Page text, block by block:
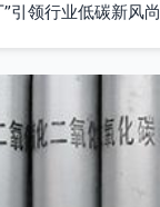
引领行业低碳新风尚